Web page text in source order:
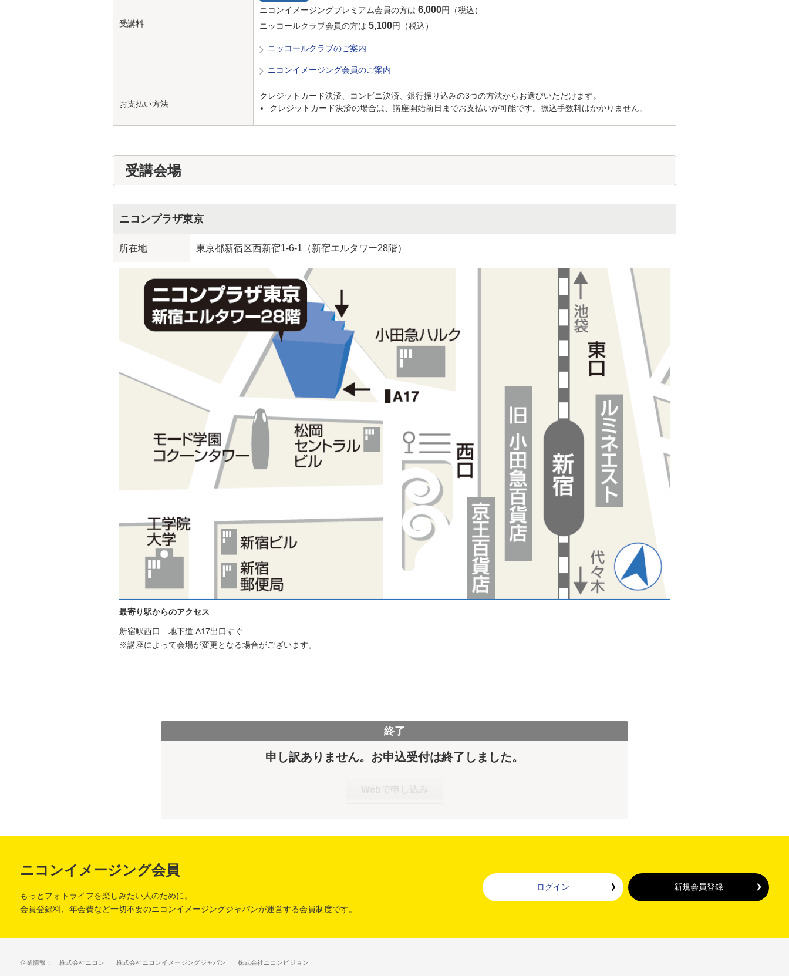
受講料
ニコンイメージングプレミアム会員の方は 6,000円（税込）
ニッコールクラブ会員の方は 5,100円（税込）
ニッコールクラブのご案内
ニコンイメージング会員のご案内
お支払い方法
クレジットカード決済、コンビニ決済、銀行振り込みの3つの方法からお選びいただけます。
クレジットカード決済の場合は、講座開始前日までお支払いが可能です。振込手数料はかかりません。
受講会場
ニコンプラザ東京
所在地 東京都新宿区西新宿1-6-1（新宿エルタワー28階）
最寄り駅からのアクセス
新宿駅西口 地下道 A17出口すぐ
※講座によって会場が変更となる場合がございます。
終了
申し訳ありません。お申込受付は終了しました。
ニコンイメージング会員
もっとフォトライフを楽しみたい人のために。
会員登録料、年会費など一切不要のニコンイメージングジャパンが運営する会員制度です。
ログイン 新規会員登録
企業情報： 株式会社ニコン 株式会社ニコンイメージングジャパン 株式会社ニコンビジョン